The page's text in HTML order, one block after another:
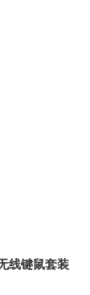
线键鼠套装